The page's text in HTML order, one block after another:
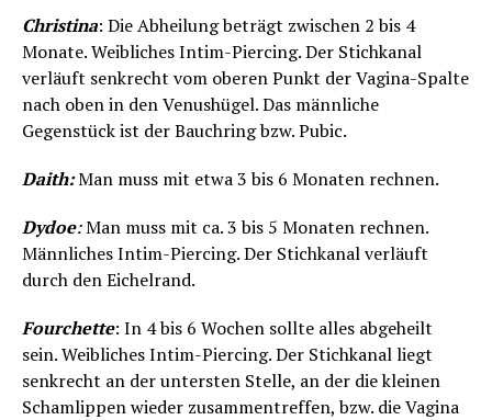
Christina: Die Abheilung beträgt zwischen 2 bis 4
Monate. Weibliches Intim-Piercing. Der Stichkanal
verläuft senkrecht vom oberen Punkt der Vagina-Spalte
nach oben in den Venushügel. Das männliche
Gegenstück ist der Bauchring bzw. Pubic.
Daith:Man muss mit etwa 3 bis 6 Monaten rechnen.
Dydoe:Man muss mit ca. 3 bis 5 Monaten rechnen.
Männliches Intim-Piercing. Der Stichkanal verläuft
durch den Eichelrand.
Fourchette: In 4 bis 6 Wochen sollte alles abgeheilt
sein. Weibliches Intim-Piercing. Der Stichkanal liegt
senkrecht an der untersten Stelle, an der die kleinen
Schamlippen wieder zusammentreffen, bzw. die Vagina